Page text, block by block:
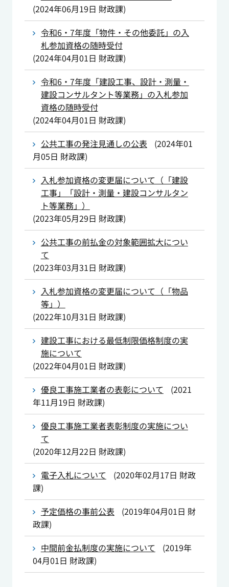
(2024年06月19日 財政課)
令和6・7年度「物件・その他委託」の入
札参加資格の随時受付
(2024年04月01日 財政課)
令和6・7年度「建設工事、設計・測量・
建設コンサルタント等業務」の入札参加
資格の随時受付
(2024年04月01日 財政課)
公共工事の発注見通しの公表
(2024年01
月05日 財政課)
入札参加資格の変更届について（「建設
工事」「設計・測量・建設コンサルタン
ト等業務」）
(2023年05月29日 財政課)
公共工事の前払金の対象範囲拡大につい
て
(2023年03月31日 財政課)
入札参加資格の変更届について（「物品
等」）
(2022年10月31日 財政課)
建設工事における最低制限価格制度の実
施について
(2022年04月01日 財政課)
優良工事施工業者の表彰について
(2021
年11月19日 財政課)
優良工事施工業者表彰制度の実施につい
て
(2020年12月22日 財政課)
電子入札について
(2020年02月17日 財政
課)
予定価格の事前公表
(2019年04月01日 財
政課)
中間前金払制度の実施について
(2019年
04月01日 財政課)